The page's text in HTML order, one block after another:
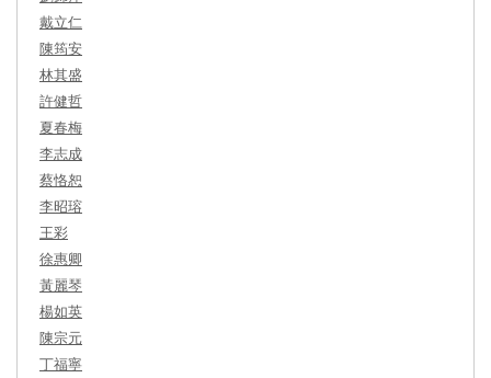
戴立仁
陳筠安
林其盛
許健哲
夏春梅
李志成
蔡恪恕
李昭瑢
王彩
徐惠卿
黃麗琴
楊如英
陳宗元
丁福寧